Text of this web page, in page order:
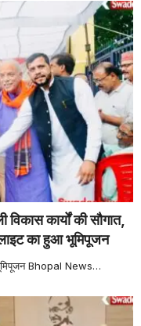
कार्यों की सौगात,
का हुआ भूमिपूजन
Bhopal News…